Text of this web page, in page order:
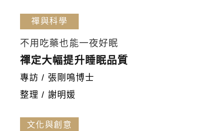
禪與科學
不用吃藥也能一夜好眠
禪定大幅提升睡眠品質
專訪 / 張剛鳴博士
整理 / 謝明媛
文化與創意